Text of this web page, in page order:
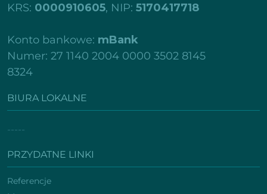
KRS: 0000910605, NIP: 5170417718
Konto bankowe: mBank
Numer: 27 1140 2004 0000 3502 8145
8324
BIURA LOKALNE
-----
PRZYDATNE LINKI
Referencje